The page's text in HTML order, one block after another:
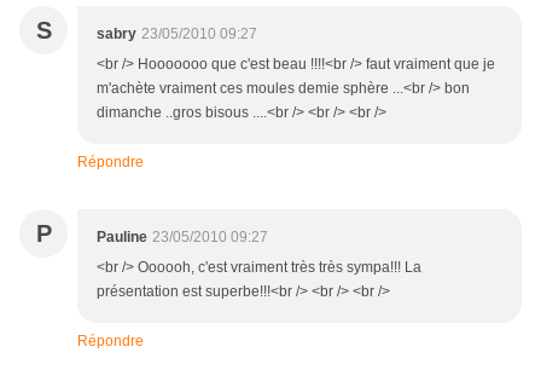
S sabry 23/05/2010 09:27
<br /> Hooooooo que c'est beau !!!!<br /> faut vraiment que je
m'achète vraiment ces moules demie sphère ...<br /> bon
dimanche ..gros bisous ....<br /> <br /> <br />
Répondre
P Pauline 23/05/2010 09:27
<br /> Oooooh, c'est vraiment très très sympa!!! La
présentation est superbe!!!<br /> <br /> <br />
Répondre